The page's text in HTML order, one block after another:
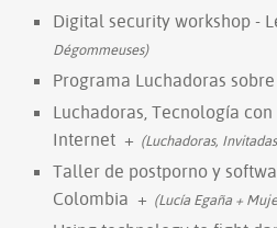
Digital security workshop -
Dégommeuses)
Programa Luchadoras sobre
Luchadoras, Tecnología
Internet + (Luchadoras,
Taller de postporno y
Colombia + (Lucía Egaña +